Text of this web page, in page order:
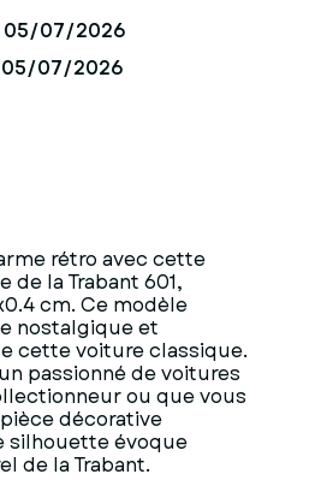
05/07/2026
05/07/2026
rétro avec cette
la Trabant 601,
cm. Ce modèle
nostalgique et
cette voiture classique.
passionné de voitures
ou que vous
décorative
évoque
de la Trabant.